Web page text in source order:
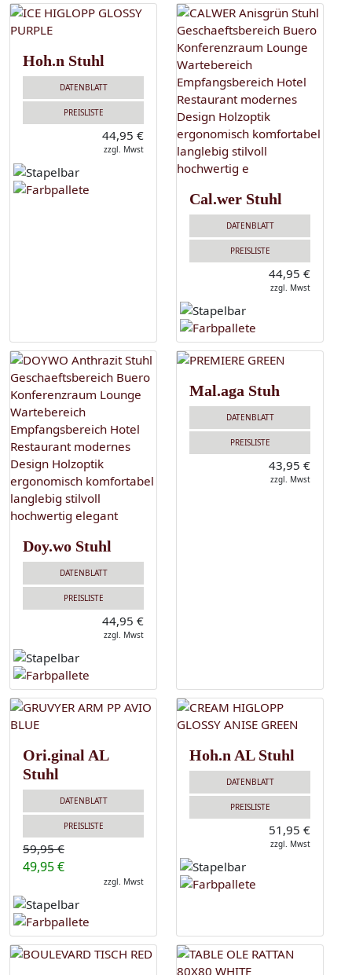
Hoh.n Stuhl
DATENBLATT
PREISLISTE
44,95 €
zzgl. Mwst
Cal.wer Stuhl
DATENBLATT
PREISLISTE
44,95 €
zzgl. Mwst
Doy.wo Stuhl
DATENBLATT
PREISLISTE
44,95 €
zzgl. Mwst
Mal.aga Stuh
DATENBLATT
PREISLISTE
43,95 €
zzgl. Mwst
Ori.ginal AL
Stuhl
DATENBLATT
PREISLISTE
59,95 €
49,95 €
zzgl. Mwst
Hoh.n AL Stuhl
DATENBLATT
PREISLISTE
51,95 €
zzgl. Mwst